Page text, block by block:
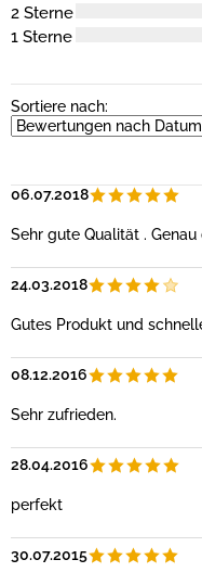
2 Sterne
1 Sterne
Sortiere nach:
06.07.2018
Sehr gute Qualität .
24.03.2018
Gutes Produkt und
08.12.2016
Sehr zufrieden.
28.04.2016
perfekt
30.07.2015